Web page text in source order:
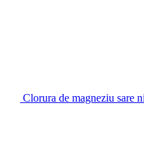
Clorura de magneziu sare